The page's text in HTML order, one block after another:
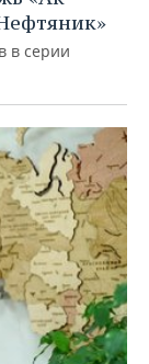
в серии